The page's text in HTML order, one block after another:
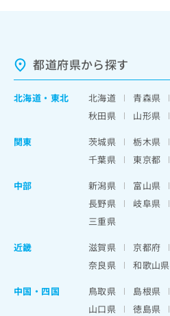
都道府県から探す
北海道 ・ 東北 北海道 青森県
秋田県
山形県
関東
茨城県 栃木県
千葉県
東京都
中部
新潟県 富山県
長野県
岐阜県
三重県
近畿
滋賀県 京都府
奈良県
和歌山県
中国・四国
鳥取県 島根県
山口県
徳島県